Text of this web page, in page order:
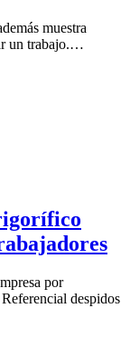
muestra
un trabajo.…
por
despidos